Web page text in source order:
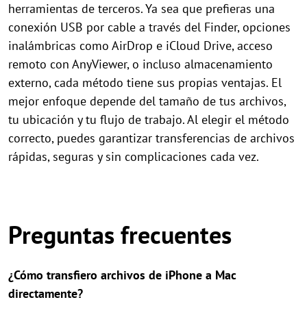
herramientas de terceros. Ya sea que prefieras una
conexión USB por cable a través del Finder, opciones
inalámbricas como AirDrop e iCloud Drive, acceso
remoto con AnyViewer, o incluso almacenamiento
externo, cada método tiene sus propias ventajas. El
mejor enfoque depende del tamaño de tus archivos,
tu ubicación y tu flujo de trabajo. Al elegir el método
correcto, puedes garantizar transferencias de archivos
rápidas, seguras y sin complicaciones cada vez.
Preguntas frecuentes
¿Cómo transfiero archivos de iPhone a Mac
directamente?